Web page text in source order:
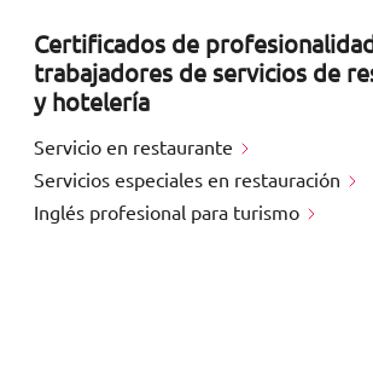
Certificados de
trabajadores de servicios de
y hotelería
Servicio en restaurante
Servicios especiales en restauración
Inglés profesional para turismo